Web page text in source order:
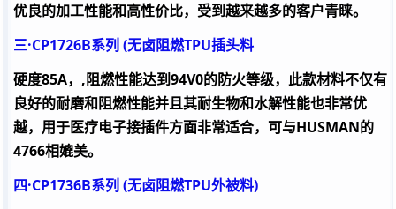
优良的加工性能和高性价比，受到越来越多的客户青睐。
三·CP1726B系列 (无卤阻燃TPU插头料
硬度85A， ,阻燃性能达到94V0的防火等级，此款材料不仅有
良好的耐磨和阻燃性能并且其耐生物和水解性能也非常优
越，用于医疗电子接插件方面非常适合，可与HUSMAN的
4766相媲美。
四·CP1736B系列 (无卤阻燃TPU外被料)